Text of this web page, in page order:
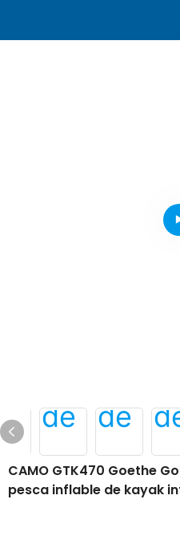
CAMO GTK470 Goethe
pesca inflable de kayak